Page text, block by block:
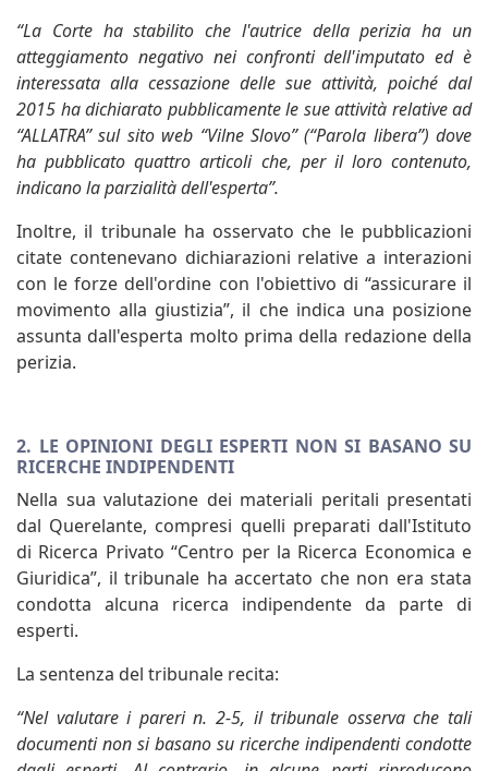
“La Corte ha stabilito che l'autrice della perizia ha un
atteggiamento negativo nei confronti dell'imputato ed è
interessata alla cessazione delle sue attività, poiché dal
2015 ha dichiarato pubblicamente le sue attività relative ad
“ALLATRA” sul sito web “Vilne Slovo” (“Parola libera”) dove
ha pubblicato quattro articoli che, per il loro contenuto,
indicano la parzialità dell'esperta”.
Inoltre, il tribunale ha osservato che le pubblicazioni
citate contenevano dichiarazioni relative a interazioni
con le forze dell'ordine con l'obiettivo di “assicurare il
movimento alla giustizia”, il che indica una posizione
assunta dall'esperta molto prima della redazione della
perizia.
2. LE OPINIONI DEGLI ESPERTI NON SI BASANO SU
RICERCHE INDIPENDENTI
Nella sua valutazione dei materiali peritali presentati
dal Querelante, compresi quelli preparati dall'Istituto
di Ricerca Privato “Centro per la Ricerca Economica e
Giuridica”, il tribunale ha accertato che non era stata
condotta alcuna ricerca indipendente da parte di
esperti.
La sentenza del tribunale recita:
“Nel valutare i pareri n. 2-5, il tribunale osserva che tali
documenti non si basano su ricerche indipendenti condotte